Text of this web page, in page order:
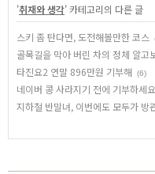
'취재와 생각' 카테고리의 다른 글
스키 좀 탄다면, 도전해볼만한 코스
골목길을 막아 버린 차의 정체 알고
타진요2 연말 896만원 기부해 (6)
네이버 콩 사라지기 전에 기부하세
지하철 반말녀, 이번에도 모두가 방